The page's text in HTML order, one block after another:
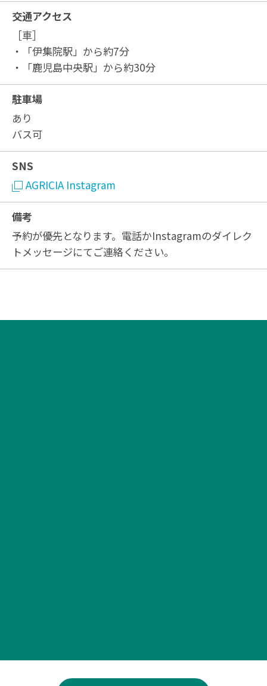
交通アクセス
［車］
・「伊集院駅」から約7分
・「鹿児島中央駅」から約30分
駐車場
あり
バス可
SNS
AGRICIA Instagram
備考
予約が優先となります。電話かInstagramのダイレク
トメッセージにてご連絡ください。